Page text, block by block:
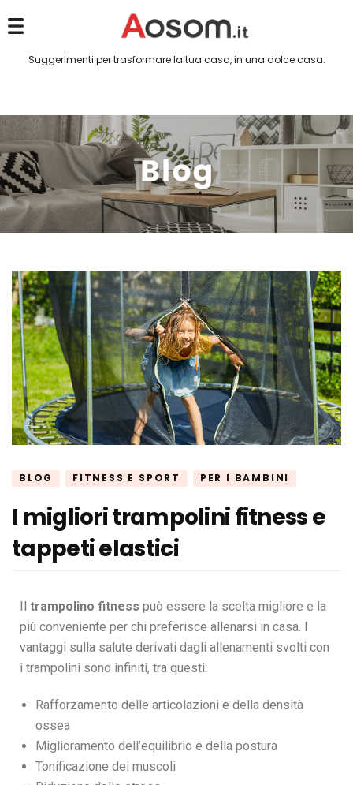
Suggerimenti per trasformare la tua casa, in una dolce casa.
BLOG FITNESS E SPORT PER I BAMBINI
I migliori trampolini fitness e
tappeti elastici
Il trampolino fitness può essere la scelta migliore e la
più conveniente per chi preferisce allenarsi in casa. I
vantaggi sulla salute derivati dagli allenamenti svolti con
i trampolini sono infiniti, tra questi:
Rafforzamento delle articolazioni e della densità
ossea
Miglioramento dell’equilibrio e della postura
Tonificazione dei muscoli